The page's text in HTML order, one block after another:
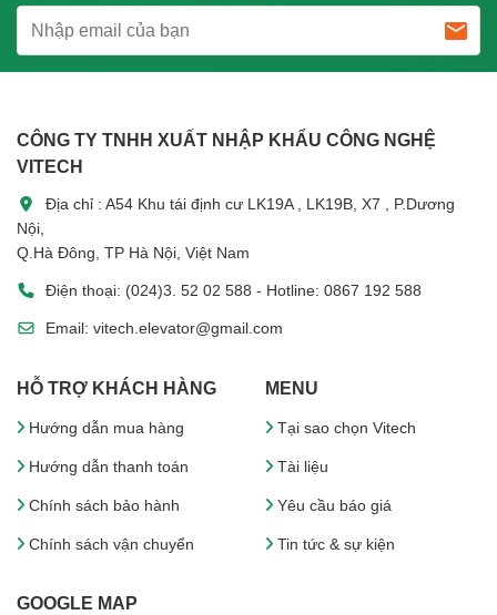
CÔNG TY TNHH XUẤT NHẬP KHẨU CÔNG NGHỆ
VITECH
Địa chỉ : A54 Khu tái định cư LK19A , LK19B, X7 , P.Dương
Nội,
Q.Hà Đông, TP Hà Nội, Việt Nam
Điện thoại: (024)3. 52 02 588 - Hotline: 0867 192 588
Email: vitech.elevator@gmail.com
HỖ TRỢ KHÁCH HÀNG
Hướng dẫn mua hàng
Hướng dẫn thanh toán
Chính sách bảo hành
Chính sách vận chuyển
MENU
Tại sao chọn Vitech
Tài liệu
Yêu cầu báo giá
Tin tức & sự kiện
GOOGLE MAP